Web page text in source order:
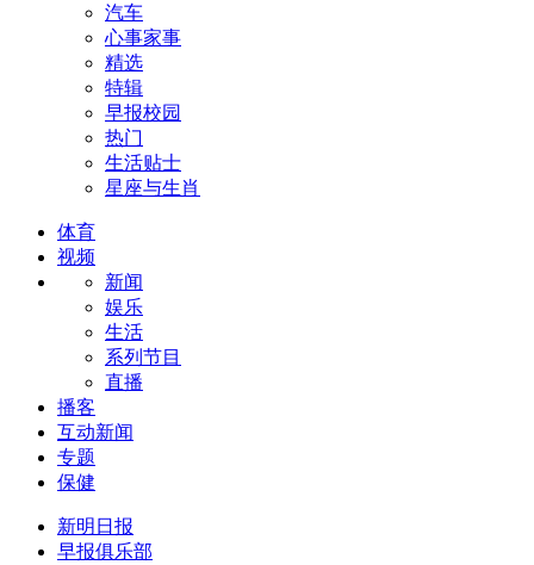
汽车
心事家事
精选
特辑
早报校园
热门
生活贴士
星座与生肖
体育
视频
新闻
娱乐
生活
系列节目
直播
播客
互动新闻
专题
保健
新明日报
早报俱乐部